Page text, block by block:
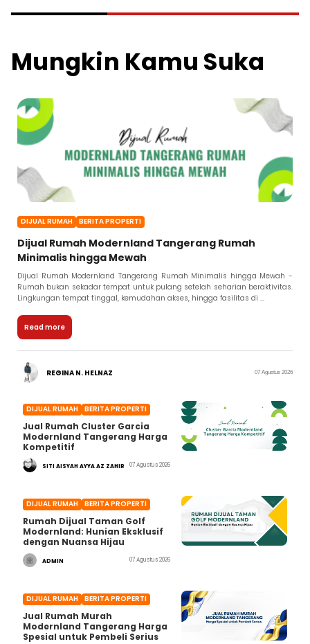
Mungkin Kamu Suka
DIJUAL RUMAH BERITA PROPERTI
Dijual Rumah Modernland Tangerang Rumah
Minimalis hingga Mewah
Dijual Rumah Modernland Tangerang Rumah Minimalis hingga Mewah -
Rumah bukan sekadar tempat untuk pulang setelah seharian beraktivitas.
Lingkungan tempat tinggal, kemudahan akses, hingga fasilitas di ...
Read more
REGINA N. HELNAZ 07 Agustus 2026
DIJUAL RUMAH BERITA PROPERTI
Jual Rumah Cluster Garcia
Modernland Tangerang Harga
Kompetitif
SITI AISYAH AYYA AZ ZAHIR 07 Agustus 2026
DIJUAL RUMAH BERITA PROPERTI
Rumah Dijual Taman Golf
Modernland: Hunian Eksklusif
dengan Nuansa Hijau
ADMIN 07 Agustus 2026
DIJUAL RUMAH BERITA PROPERTI
Jual Rumah Murah
Modernland Tangerang Harga
Spesial untuk Pembeli Serius